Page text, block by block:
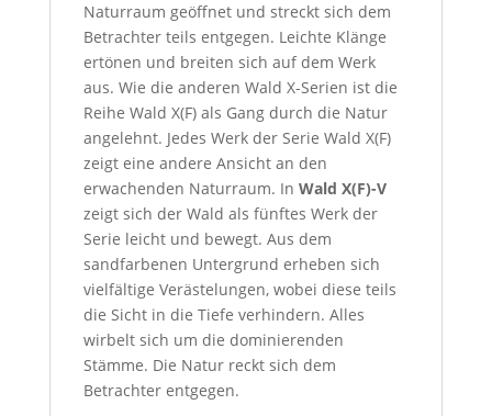
Naturraum geöffnet und streckt sich dem
Betrachter teils entgegen. Leichte Klänge
ertönen und breiten sich auf dem Werk
aus. Wie die anderen Wald X-Serien ist die
Reihe Wald X(F) als Gang durch die Natur
angelehnt. Jedes Werk der Serie Wald X(F)
zeigt eine andere Ansicht an den
erwachenden Naturraum. In Wald X(F)-V
zeigt sich der Wald als fünftes Werk der
Serie leicht und bewegt. Aus dem
sandfarbenen Untergrund erheben sich
vielfältige Verästelungen, wobei diese teils
die Sicht in die Tiefe verhindern. Alles
wirbelt sich um die dominierenden
Stämme. Die Natur reckt sich dem
Betrachter entgegen.